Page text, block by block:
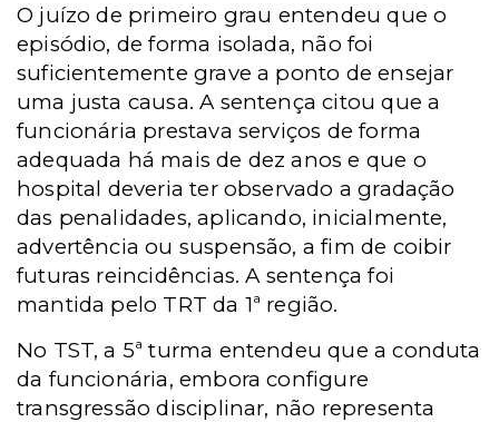
O juízo de primeiro grau entendeu que o
episódio, de forma isolada, não foi
suficientemente grave a ponto de ensejar
uma justa causa. A sentença citou que a
funcionária prestava serviços de forma
adequada há mais de dez anos e que o
hospital deveria ter observado a gradação
das penalidades, aplicando, inicialmente,
advertência ou suspensão, a fim de coibir
futuras reincidências. A sentença foi
mantida pelo TRT da 1ª região.
No TST, a 5ª turma entendeu que a conduta
da funcionária, embora configure
transgressão disciplinar, não representa